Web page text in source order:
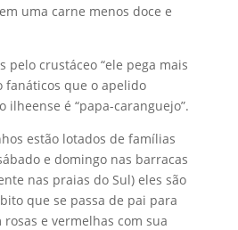
uma carne menos doce e
pelo crustáceo “ele pega mais
fanáticos que o apelido
ilheense é “papa-caranguejo”.
estão lotados de famílias
e domingo nas barracas
nas praias do Sul) eles são
que se passa de pai para
e vermelhas com sua